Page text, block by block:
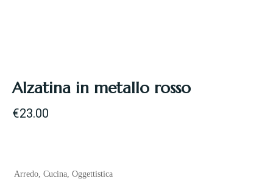
Alzatina in metallo rosso
€23.00
Arredo, Cucina, Oggettistica